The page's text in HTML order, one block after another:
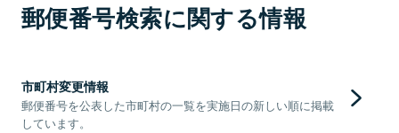
郵便番号検索に関する情報
市町村変更情報
郵便番号を公表した市町村の一覧を実施日の新しい順に掲載
しています。